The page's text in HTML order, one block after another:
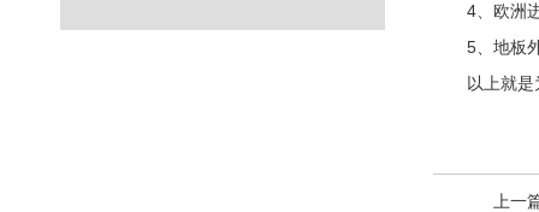
4、欧洲进
5、地板外
以上就是为
上一